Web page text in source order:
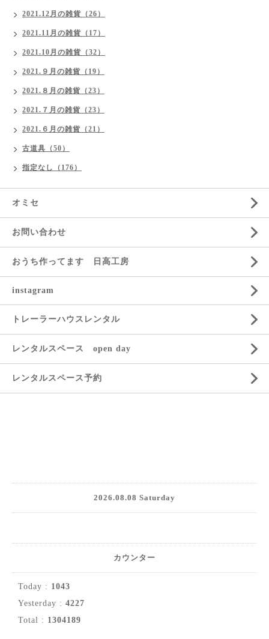
2021.12月の雑貨（26）
2021.11月の雑貨（17）
2021.10月の雑貨（32）
2021.９月の雑貨（19）
2021.８月の雑貨（23）
2021.７月の雑貨（23）
2021.６月の雑貨（21）
古道具（50）
指定なし（176）
オミセ
お問い合わせ
おうち作ってます 日高工房
instagram
トレーラーハウスレンタル
レンタルスペース open day
レンタルスペース予約
2026.08.08 Saturday
カウンター
Today : 1043
Yesterday : 4227
Total : 1304189